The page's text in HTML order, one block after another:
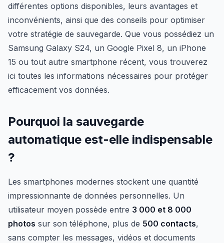
différentes options disponibles, leurs avantages et
inconvénients, ainsi que des conseils pour optimiser
votre stratégie de sauvegarde. Que vous possédiez un
Samsung Galaxy S24, un Google Pixel 8, un iPhone
15 ou tout autre smartphone récent, vous trouverez
ici toutes les informations nécessaires pour protéger
efficacement vos données.
Pourquoi la sauvegarde
automatique est-elle indispensable
?
Les smartphones modernes stockent une quantité
impressionnante de données personnelles. Un
utilisateur moyen possède entre 3 000 et 8 000
photos sur son téléphone, plus de 500 contacts,
sans compter les messages, vidéos et documents